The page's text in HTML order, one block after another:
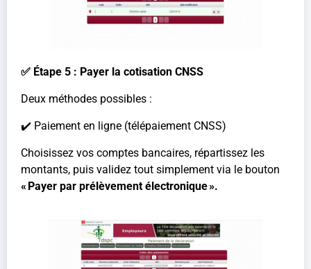
✅ Étape 5 : Payer la cotisation CNSS
Deux méthodes possibles :
✔️ Paiement en ligne (télépaiement CNSS)
Choisissez vos comptes bancaires, répartissez les
montants, puis validez tout simplement via le bouton
« Payer par prélèvement électronique ».